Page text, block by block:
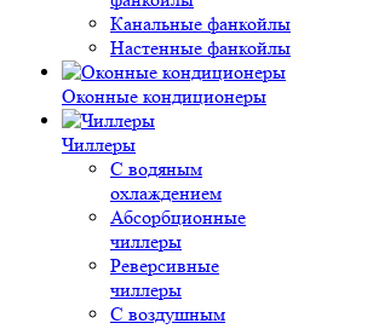
Канальные фанкойлы
Настенные фанкойлы
Оконные кондиционеры
Чиллеры
С водяным
охлаждением
Абсорбционные
чиллеры
Реверсивные
чиллеры
С воздушным